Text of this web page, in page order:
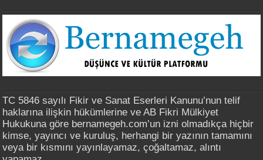
TC 5846 sayılı Fikir ve Sanat Eserleri Kanunu’nun telif
haklarına ilişkin hükümlerine ve AB Fikri Mülkiyet
Hukukuna göre bernamegeh.com’un izni olmadıkça hiçbir
kimse, yayıncı ve kuruluş, herhangi bir yazının tamamını
veya bir kısmını yayınlayamaz, çoğaltamaz, alıntı